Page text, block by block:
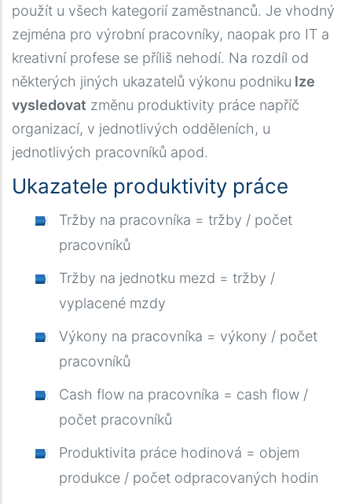
použít u všech kategorií zaměstnanců. Je vhodný
zejména pro výrobní pracovníky, naopak pro IT a
kreativní profese se příliš nehodí. Na rozdíl od
některých jiných ukazatelů výkonu podniku lze
vysledovat změnu produktivity práce napříč
organizací, v jednotlivých odděleních, u
jednotlivých pracovníků apod.
Ukazatele produktivity práce
Tržby na pracovníka = tržby / počet
pracovníků
Tržby na jednotku mezd = tržby /
vyplacené mzdy
Výkony na pracovníka = výkony / počet
pracovníků
Cash flow na pracovníka = cash flow /
počet pracovníků
Produktivita práce hodinová = objem
produkce / počet odpracovaných hodin